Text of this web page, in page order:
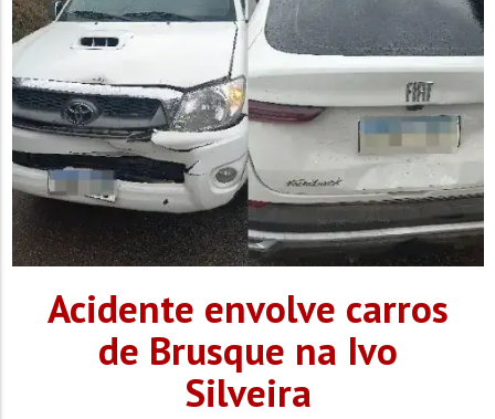
Acidente envolve carros
de Brusque na Ivo
Silveira